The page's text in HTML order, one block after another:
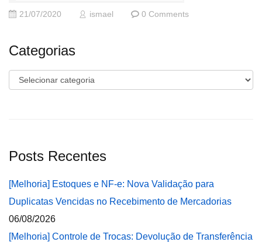
21/07/2020 ismael 0 Comments
Categorias
Categorias
Posts Recentes
[Melhoria] Estoques e NF-e: Nova Validação para
Duplicatas Vencidas no Recebimento de Mercadorias
06/08/2026
[Melhoria] Controle de Trocas: Devolução de Transferência